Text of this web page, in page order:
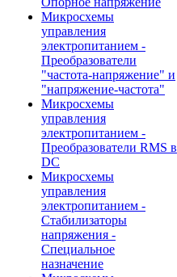
Микросхемы
управления
электропитанием -
Преобразователи
"частота-напряжение" и
"напряжение-частота"
Микросхемы
управления
электропитанием -
Преобразователи RMS в
DC
Микросхемы
управления
электропитанием -
Стабилизаторы
напряжения -
Специальное
назначение